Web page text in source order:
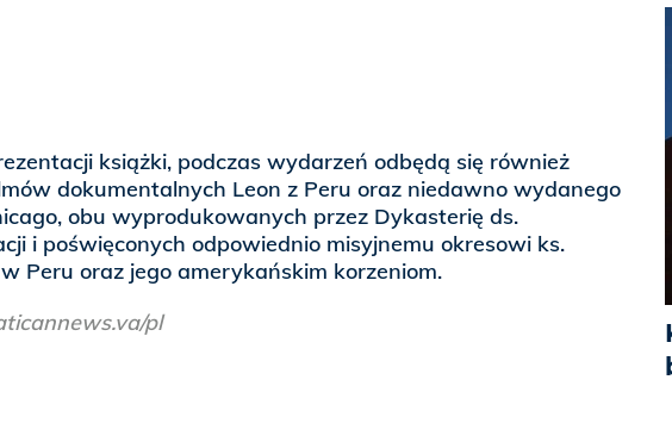
książki, podczas wydarzeń odbędą się również
dokumentalnych Leon z Peru oraz niedawno wydanego
obu wyprodukowanych przez Dykasterię ds.
i poświęconych odpowiednio misyjnemu okresowi ks.
Peru oraz jego amerykańskim korzeniom.
pl